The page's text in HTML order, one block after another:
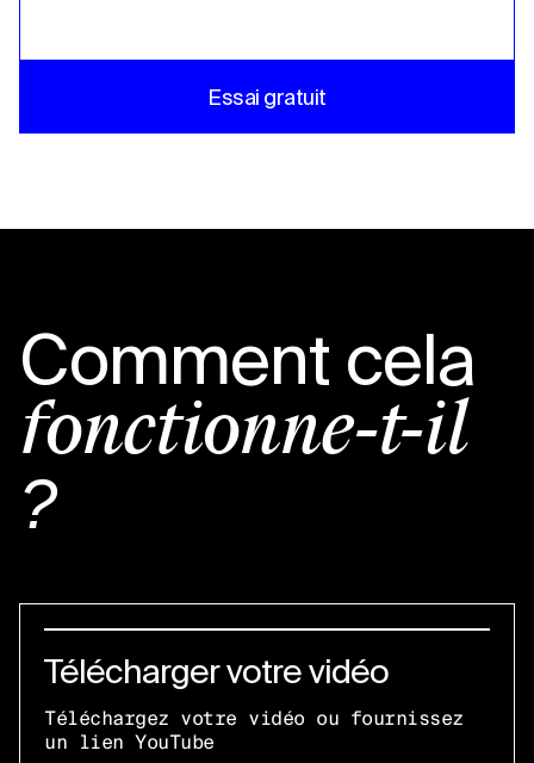
Essai gratuit
Comment cela
fonctionne-t-il
?
Télécharger votre vidéo
Téléchargez votre vidéo ou fournissez
un lien YouTube